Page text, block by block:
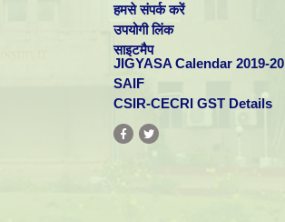
हमसे संपर्क करें
उपयोगी लिंक
साइटमैप
JIGYASA Calendar 2019-20
SAIF
CSIR-CECRI GST Details